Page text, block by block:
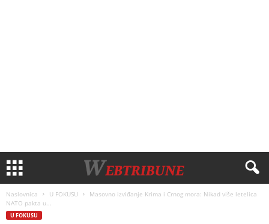
Naslovnica U FOKUSU
Masovno izviđanje Krima i Crnog mora: Nikad više letelica
NATO pakta u...
U FOKUSU